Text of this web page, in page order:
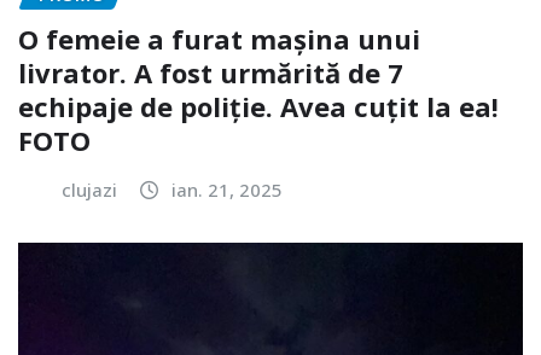
O femeie a furat mașina unui
livrator. A fost urmărită de 7
echipaje de poliție. Avea cuțit la ea!
FOTO
clujazi ian. 21, 2025